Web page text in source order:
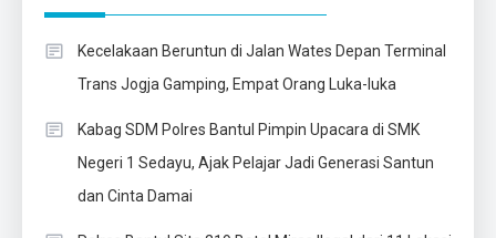
Kecelakaan Beruntun di Jalan Wates Depan Terminal
Trans Jogja Gamping, Empat Orang Luka-luka
Kabag SDM Polres Bantul Pimpin Upacara di SMK
Negeri 1 Sedayu, Ajak Pelajar Jadi Generasi Santun
dan Cinta Damai